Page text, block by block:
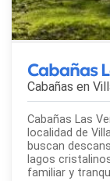
Cabañas
Cabañas en
Cabañas Las
localidad de
buscan
lagos
familiar y